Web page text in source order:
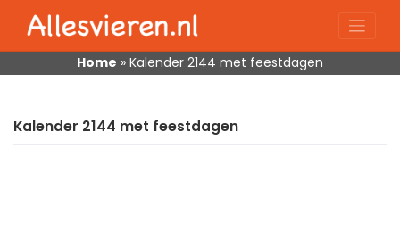
content
Home » Kalender 2144 met feestdagen
Kalender 2144 met feestdagen